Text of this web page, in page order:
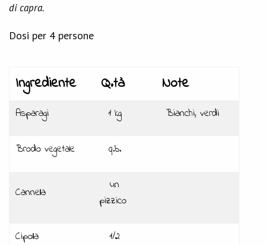
di capra.
Dosi per 4 persone
Ingrediente Q.tà Note
Asparagi 1 kg Bianchi, verdi
Brodo vegetale q.b.
Cannella
un
pizzico
Cipolla 1/2